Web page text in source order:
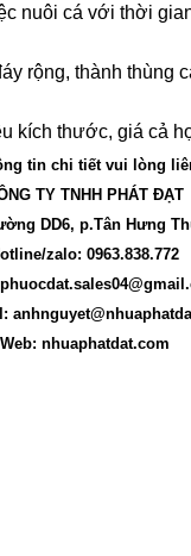
nuôi cá với thời
rộng, thành thùng
kích thước, giá cả
tin chi tiết vui lòng
TY TNHH PHÁT ĐẠT
DD6, p.Tân Hưng
zalo: 0963.838.772
Web: nhuaphatdat.com